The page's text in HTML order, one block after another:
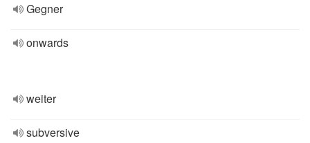
Gegner
onwards
weiter
subversive